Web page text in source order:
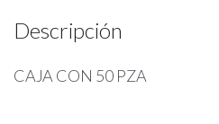
Descripción
CAJA CON 50 PZA